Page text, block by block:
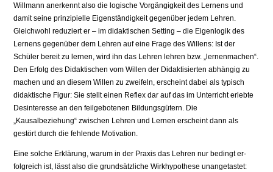
Willmann anerkennt also die logische Vorgängigkeit des Lernens und
damit seine prinzipielle Eigenständigkeit gegenüber jedem Lehren.
Gleichwohl re­duziert er – im didaktischen Setting – die Eigenlogik des
Lernens gegenüber dem Lehren auf eine Frage des Willens: Ist der
Schüler bereit zu lernen, wird ihn das Lehren lehren bzw. „lernenmachen“.
Den Erfolg des Didaktischen vom Willen der Didaktisierten abhängig zu
machen und an diesem Willen zu zweifeln, erscheint dabei als typisch
didaktische Figur: Sie stellt einen Reflex dar auf das im Unterricht erlebte
Desinteresse an den feilgebotenen Bil­dungsgütern. Die
„Kausalbeziehung“ zwischen Lehren und Lernen erscheint dann als
gestört durch die fehlende Motivation.
Eine solche Erklärung, warum in der Praxis das Lehren nur bedingt er­
folgreich ist, lässt also die grundsätzliche Wirkhypothese unangetastet: